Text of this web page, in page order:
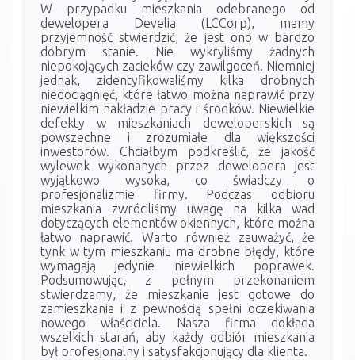
W przypadku mieszkania odebranego od
dewelopera Develia (LCCorp), mamy
przyjemność stwierdzić, że jest ono w bardzo
dobrym stanie. Nie wykryliśmy żadnych
niepokojących zacieków czy zawilgoceń. Niemniej
jednak, zidentyfikowaliśmy kilka drobnych
niedociągnięć, które łatwo można naprawić przy
niewielkim nakładzie pracy i środków. Niewielkie
defekty w mieszkaniach deweloperskich są
powszechne i zrozumiałe dla większości
inwestorów. Chciałbym podkreślić, że jakość
wylewek wykonanych przez dewelopera jest
wyjątkowo wysoka, co świadczy o
profesjonalizmie firmy. Podczas odbioru
mieszkania zwróciliśmy uwagę na kilka wad
dotyczących elementów okiennych, które można
łatwo naprawić. Warto również zauważyć, że
tynk w tym mieszkaniu ma drobne błędy, które
wymagają jedynie niewielkich poprawek.
Podsumowując, z pełnym przekonaniem
stwierdzamy, że mieszkanie jest gotowe do
zamieszkania i z pewnością spełni oczekiwania
nowego właściciela. Nasza firma dokłada
wszelkich starań, aby każdy odbiór mieszkania
był profesjonalny i satysfakcjonujący dla klienta.